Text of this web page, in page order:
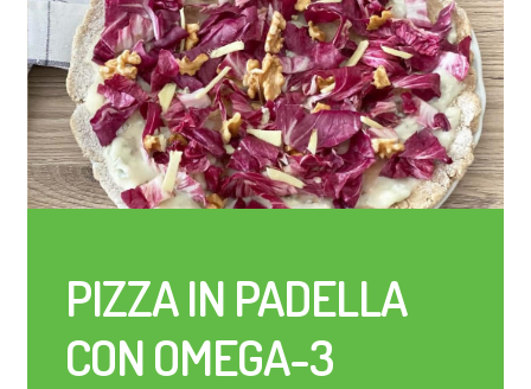
PIZZA IN PADELLA
CON OMEGA-3